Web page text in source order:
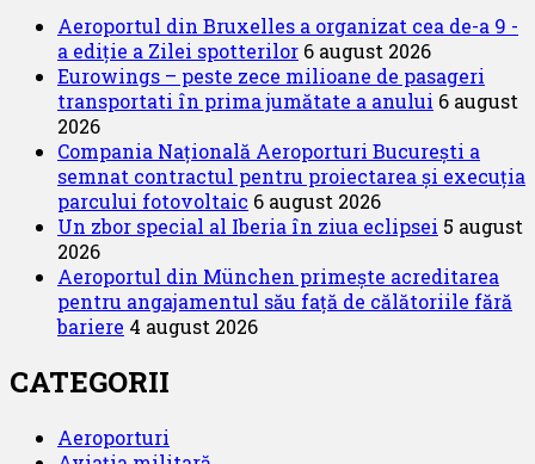
nou
zbor
spre
continentul
Aeroportul din Bruxelles a organizat cea de-a 9 -
a ediție a Zilei spotterilor 6 august 2026
Eurowings – peste zece milioane de pasageri
transportati în prima jumătate a anului 6 august
2026
Compania Națională Aeroporturi București a
semnat contractul pentru proiectarea și execuția
parcului fotovoltaic 6 august 2026
Un zbor special al Iberia în ziua eclipsei 5 august
2026
Aeroportul din München primește acreditarea
pentru angajamentul său față de călătoriile fără
bariere 4 august 2026
CATEGORII
Aeroporturi